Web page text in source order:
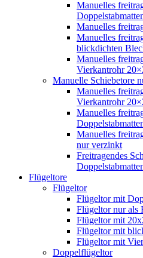
Manuelles
Manuelles
Manuelles
blickdichten
Manuelles
Vierkantrohr
Manuelle Schiebetore
Manuelles
Vierkantrohr
Manuelles
Manuelles
nur verzinkt
Freitragendes
Flügeltore
Flügeltor
Flügeltor mit
Flügeltor nur als
Flügeltor mit
Flügeltor mit
Flügeltor mit
Doppelflügeltor